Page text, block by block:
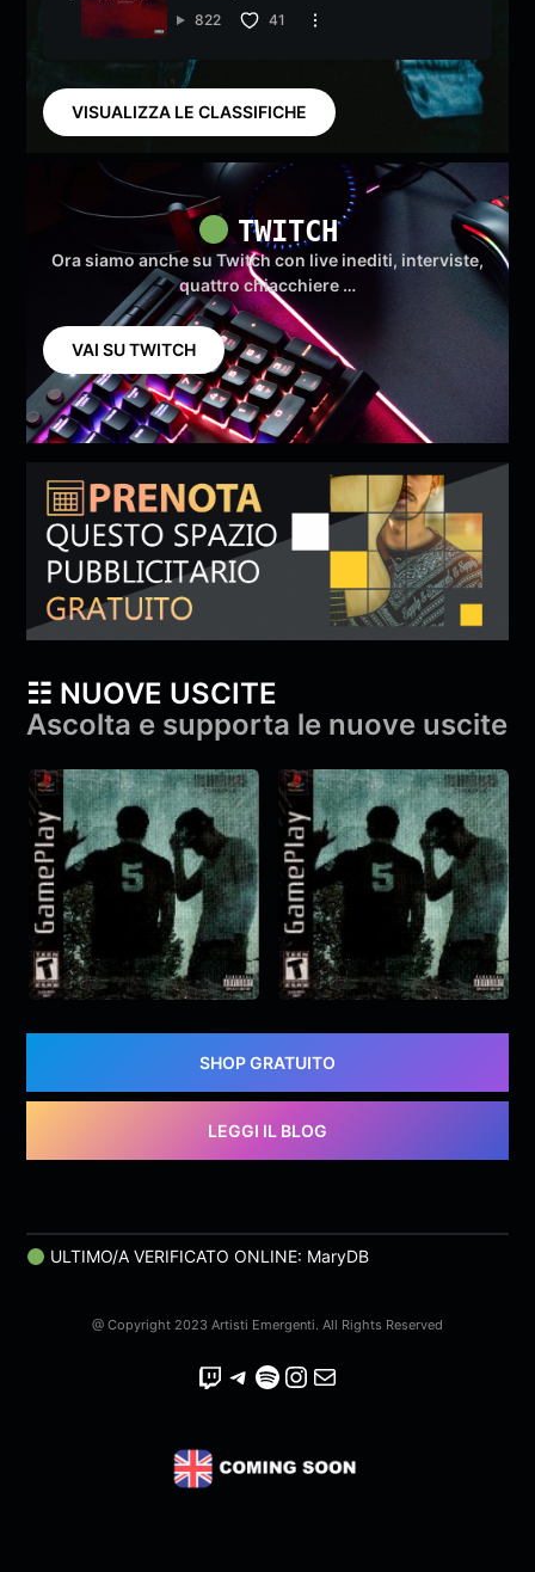
822 41
VISUALIZZA LE CLASSIFICHE
TWITCH
Ora siamo anche su Twitch con live inediti, interviste,
quattro chiacchiere …
VAI SU TWITCH
☷ NUOVE USCITE
Ascolta e supporta le nuove uscite
YAMA & Diga –
gameplay
YAMA, Diga&monroe
YAMA & Diga –
gameplay
YAMA, Diga&monroe
SHOP GRATUITO
LEGGI IL BLOG
ULTIMO/A VERIFICATO ONLINE: MaryDB
@ Copyright 2023 Artisti Emergenti. All Rights Reserved
Twitch Telegram Spotify Instagram Email